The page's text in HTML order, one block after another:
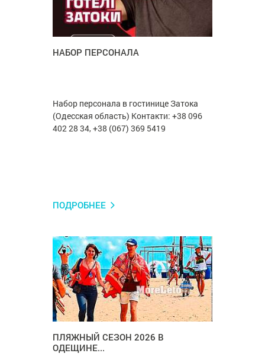
НАБОР ПЕРСОНАЛА
Набор персонала в гостинице Затока
(Одесская область) Контакти: +38 096
402 28 34, +38 (067) 369 5419
ПОДРОБНЕЕ
ПЛЯЖНЫЙ СЕЗОН 2026 В
ОДЕЩИНЕ...